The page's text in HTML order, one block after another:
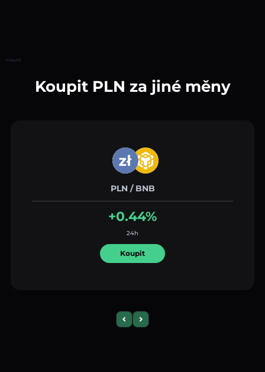
Hlavní
Koupit PLN za jiné měny
PLN / BNB
+0.44%
24h
Koupit
Previous slide
Next slide